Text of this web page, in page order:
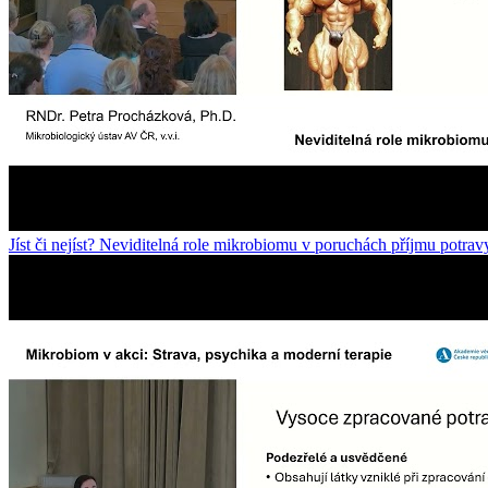
Jíst či nejíst? Neviditelná role mikrobiomu v poruchách příjmu